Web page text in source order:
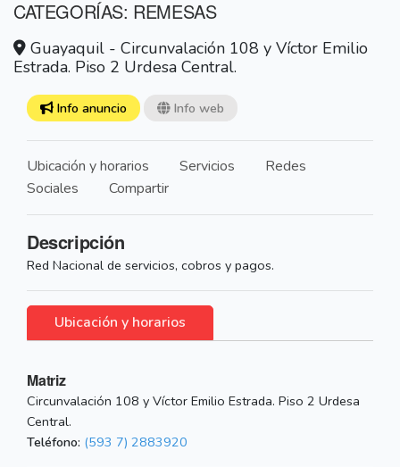
CATEGORÍAS: REMESAS
Guayaquil - Circunvalación 108 y Víctor Emilio
Estrada. Piso 2 Urdesa Central.
Info anuncio Info web
Ubicación y horarios Servicios
Redes
Sociales
Compartir
Descripción
Red Nacional de servicios, cobros y pagos.
Ubicación y horarios
Matriz
Circunvalación 108 y Víctor Emilio Estrada. Piso 2 Urdesa
Central.
Teléfono: (593 7) 2883920